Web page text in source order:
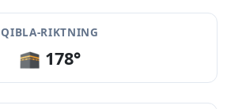
QIBLA-RIKTNING
🕋 178°